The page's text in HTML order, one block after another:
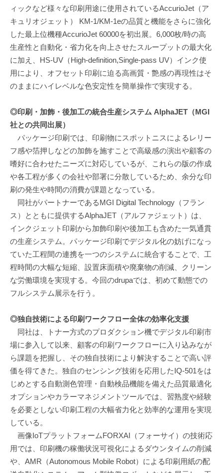
ィックなど様々な印刷用途に使用されているAccurioJet（ア
キュリオジェット） KM-1/KM-1eの品質と機能をさらに強化
した最上位機種AccurioJet 60000を初出展。6,000枚/時の高
生産性と自動化・省力化を向上させたスループットの最大化
に加え、HS-UV（High-definition,Single-pass UV）インク使
用により、オフセット印刷に迫る高画質・艶感の再現性はそ
のままにハイレベルな色安定性を簡単操作で実現する。
◎印刷・加飾・後加工の統合生産システム AlphaJET（MGI
社との共同出展）
パッケージ印刷では、印刷物にスポットニスによるレリー
フ感や箔押しなどの加飾を施すことで高級感の演出や顧客の
嗜好に合わせたニーズに対応しているが、これらの版の作成
や各工程が多くの会社や部署に分散しているため、余分な印
刷の発生や時間の消費が課題となっている。
同社がパートナーであるMGI Digital Technology（フラン
ス）とともに提供するAlphaJET（アルファジェット）は、
インクジェット印刷から加飾印刷や後加工も含めた一気通貫
の生産システム。パッケージ印刷でデジタル化の妨げになっ
ていた工程間の連携を一つのシステムに統合することで、工
程時間の大幅な短縮、設置床面積や廃棄物の削減、クリーン
な労働環境を実現する。今回のdrupaでは、初めて動態での
フルシステム展示を行う。
◎独自技術による印刷ワークフロー全体の効率化支援
同社は、トナー方式のプロダクション機でデジタル印刷市
場に参入して以来、顧客の印刷ワークフローに入り込みなが
ら課題を把握し、その独自技術により解決することで高い評
価を得てきた。独自のセンシング技術を応用したIQ-501をは
じめとする自動測色管理・自動検品機能を備えた品質最適化
オプションやカラーマネジメントツールでは、習熟度や経験
を必要としない印刷工程の大幅省力化と効率的な運用を実現
している。
画像IoTプラットフォームFORXAI（フォーサイ）の技術応
用では、印刷機の稼働状況可視化によるダウンタイムの削減
や、AMR（Autonomous Mobile Robot）による印刷用紙の配